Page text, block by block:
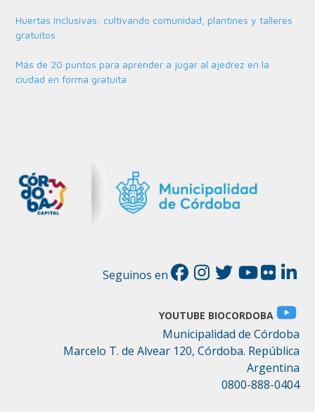
Huertas Inclusivas: cultivando comunidad, plantines y talleres
gratuitos
Más de 20 puntos para aprender a jugar al ajedrez en la
ciudad en forma gratuita
Seguinos en
YOUTUBE BIOCORDOBA
Municipalidad de Córdoba
Marcelo T. de Alvear 120, Córdoba. República
Argentina
0800-888-0404